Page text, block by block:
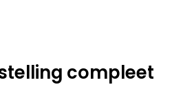
compleet